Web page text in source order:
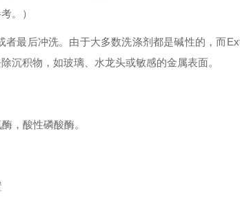
。）
者最后冲洗。由于大多数洗涤剂都是碱性的，而
沉积物，如玻璃、水龙头或敏感的金属表面。
，酸性磷酸酶。